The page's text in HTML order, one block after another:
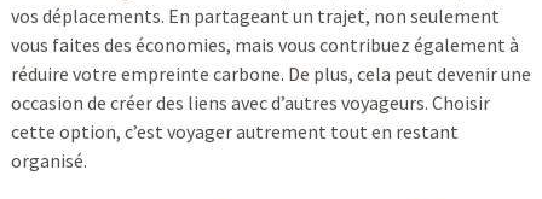
vos déplacements. En partageant un trajet, non seulement
vous faites des économies, mais vous contribuez également à
réduire votre empreinte carbone. De plus, cela peut devenir une
occasion de créer des liens avec d’autres voyageurs. Choisir
cette option, c’est voyager autrement tout en restant
organisé.